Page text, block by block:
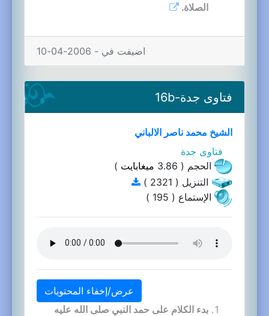
الصلاة.
اضيفت في - 2006-04-10
فتاوى جدة-16b
الشيخ محمد ناصر الالباني
فتاوى جدة
الحجم ( 3.86
ميغابايت )
التنزيل ( 2321 )
الإستماع ( 195 )
عرض/إخفاء المحتويات
بدء الكلام على حمد النبي صلى الله عليه